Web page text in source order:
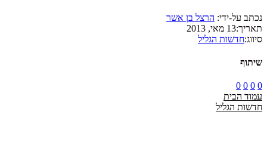
נכתב על-ידי: הרצל בן אשר
תאריך:13 מאי, 2013
סיווג:חדשות הגליל
שיתוף
0
0
0
0
עמוד הבית
חדשות הגליל